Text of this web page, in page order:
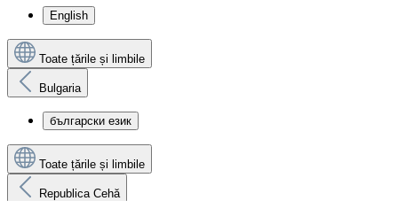
English
Toate țările și limbile
Bulgaria
български език
Toate țările și limbile
Republica Cehă